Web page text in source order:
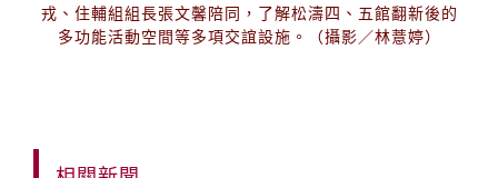
戎、住輔組組長張文馨陪同，了解松濤四、五館翻新後的
多功能活動空間等多項交誼設施。（攝影／林薏婷）